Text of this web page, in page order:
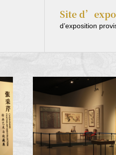
Site
d’exposition